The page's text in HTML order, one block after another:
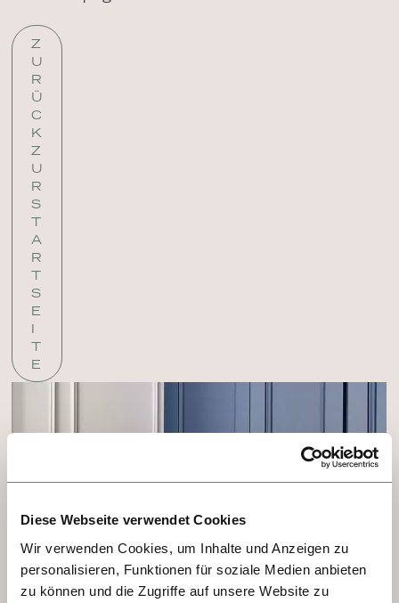
Diese Webseite verwendet Cookies
Wir verwenden Cookies, um Inhalte und Anzeigen zu
personalisieren, Funktionen für soziale Medien anbieten
zu können und die Zugriffe auf unsere Website zu
Z
U
R
Ü
C
K
Z
U
R
S
T
A
R
T
S
E
I
T
E